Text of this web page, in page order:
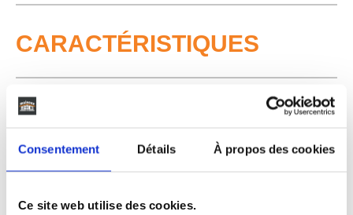
Consentement Détails À propos des cookies
Ce site web utilise des cookies.
CARACTÉRISTIQUES
Surface terrain
Pièces
Chambres
370 m²